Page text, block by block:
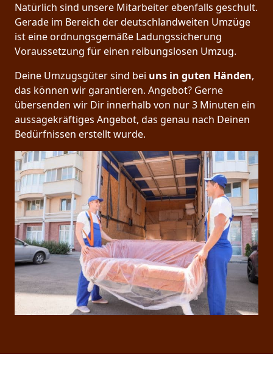
Natürlich sind unsere Mitarbeiter ebenfalls geschult.
Gerade im Bereich der deutschlandweiten Umzüge
ist eine ordnungsgemäße Ladungssicherung
Voraussetzung für einen reibungslosen Umzug.
Deine Umzugsgüter sind bei uns in guten Händen,
das können wir garantieren. Angebot? Gerne
übersenden wir Dir innerhalb von nur 3 Minuten ein
aussagekräftiges Angebot, das genau nach Deinen
Bedürfnissen erstellt wurde.